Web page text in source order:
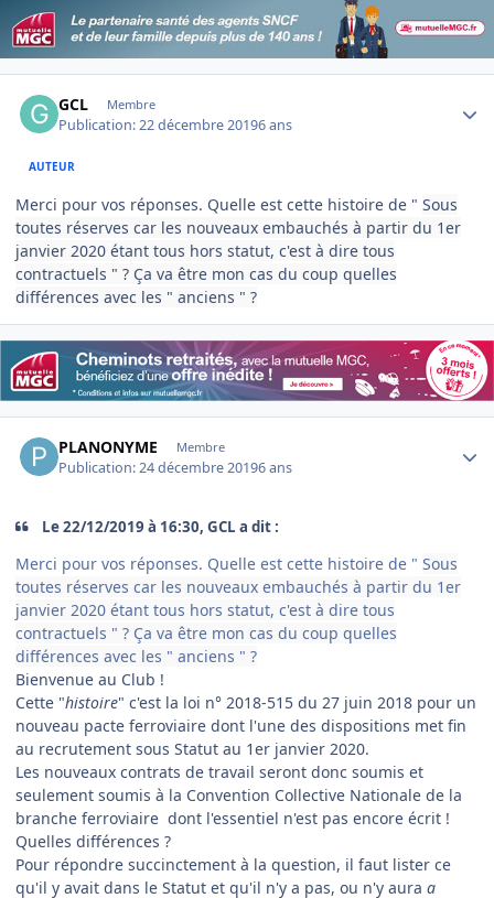
GCL Membre
Publication:22 décembre 20196 ans
AUTEUR
Merci pour vos réponses. Quelle est cette histoire de " Sous
toutes réserves car les nouveaux embauchés à partir du 1er
janvier 2020 étant tous hors statut, c'est à dire tous
contractuels " ? Ça va être mon cas du coup quelles
différences avec les " anciens " ?
PLANONYME Membre
Publication:24 décembre 20196 ans
Le 22/12/2019 à 16:30, GCL a dit :
Merci pour vos réponses. Quelle est cette histoire de " Sous
toutes réserves car les nouveaux embauchés à partir du 1er
janvier 2020 étant tous hors statut, c'est à dire tous
contractuels " ? Ça va être mon cas du coup quelles
différences avec les " anciens " ?
Bienvenue au Club !
Cette "histoire" c'est la loi n° 2018-515 du 27 juin 2018 pour un
nouveau pacte ferroviaire dont l'une des dispositions met fin
au recrutement sous Statut au 1er janvier 2020.
Les nouveaux contrats de travail seront donc soumis et
seulement soumis à la Convention Collective Nationale de la
branche ferroviaire dont l'essentiel n'est pas encore écrit !
Quelles différences ?
Pour répondre succinctement à la question, il faut lister ce
qu'il y avait dans le Statut et qu'il n'y a pas, ou n'y aura a